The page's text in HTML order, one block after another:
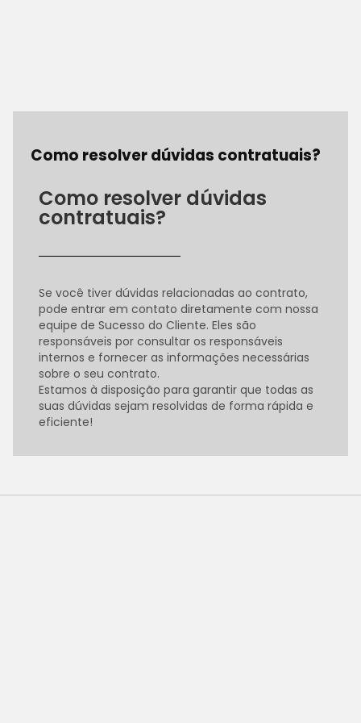
Como resolver dúvidas contratuais?
Como resolver dúvidas
contratuais?
Se você tiver dúvidas relacionadas ao contrato,
pode entrar em contato diretamente com nossa
equipe de Sucesso do Cliente. Eles são
responsáveis por consultar os responsáveis
internos e fornecer as informações necessárias
sobre o seu contrato.
Estamos à disposição para garantir que todas as
suas dúvidas sejam resolvidas de forma rápida e
eficiente!